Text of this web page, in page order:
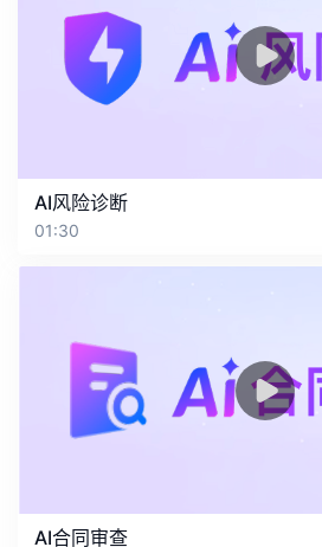
AI风险诊断
01:30
AI合同审查